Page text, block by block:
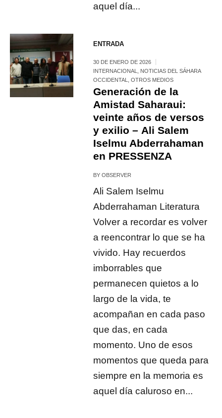
aquel día...
ENTRADA
30 DE ENERO DE 2026
INTERNACIONAL
NOTICIAS DEL SÁHARA
OCCIDENTAL
,OTROS MEDIOS
Generación de la
Amistad Saharaui:
veinte años de versos
y exilio – Ali Salem
Iselmu Abderrahaman
en PRESSENZA
BYOBSERVER
Ali Salem Iselmu
Abderrahaman Literatura
Volver a recordar es volver
a reencontrar lo que se ha
vivido. Hay recuerdos
imborrables que
permanecen quietos a lo
largo de la vida, te
acompañan en cada paso
que das, en cada
momento. Uno de esos
momentos que queda para
siempre en la memoria es
aquel día caluroso en...